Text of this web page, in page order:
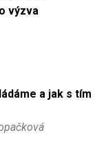
výzva
a jak s tím